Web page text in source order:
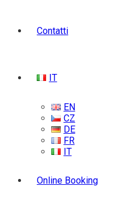
Contatti
IT
EN
CZ
DE
FR
IT
Online Booking